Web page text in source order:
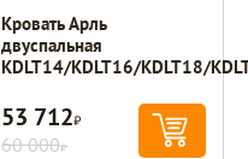
Кровать Арль
двуспальная
KDLT14/KDLT16/KDLT18/
53 712Р
60 000Р